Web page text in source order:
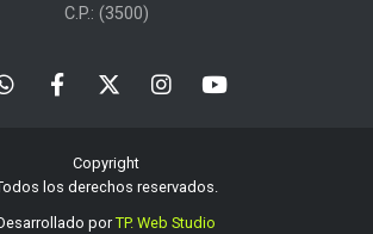
C.P.: (3500)
Copyright
los derechos reservados.
porTP. Web Studio